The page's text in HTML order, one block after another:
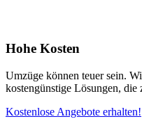
Hohe Kosten
Umzüge können teuer sein.
kostengünstige Lösungen, die
Kostenlose Angebote erhalten!